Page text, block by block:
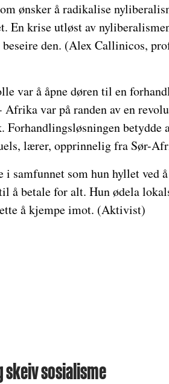
ønsker å radikalise
En krise utløst av
den. (Alex Callinicos,
var å åpne døren til en
var på randen av en
betydde
lærer, opprinnelig fra Sør-
samfunnet som hun hyllet ved
å betale for alt. Hun ødela
å kjempe imot. (Aktivist)
skeiv sosialisme